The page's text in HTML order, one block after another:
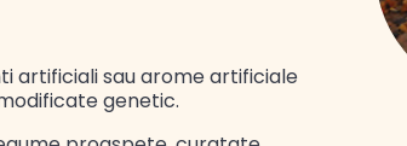
artificiali sau arome artificiale
genetic.